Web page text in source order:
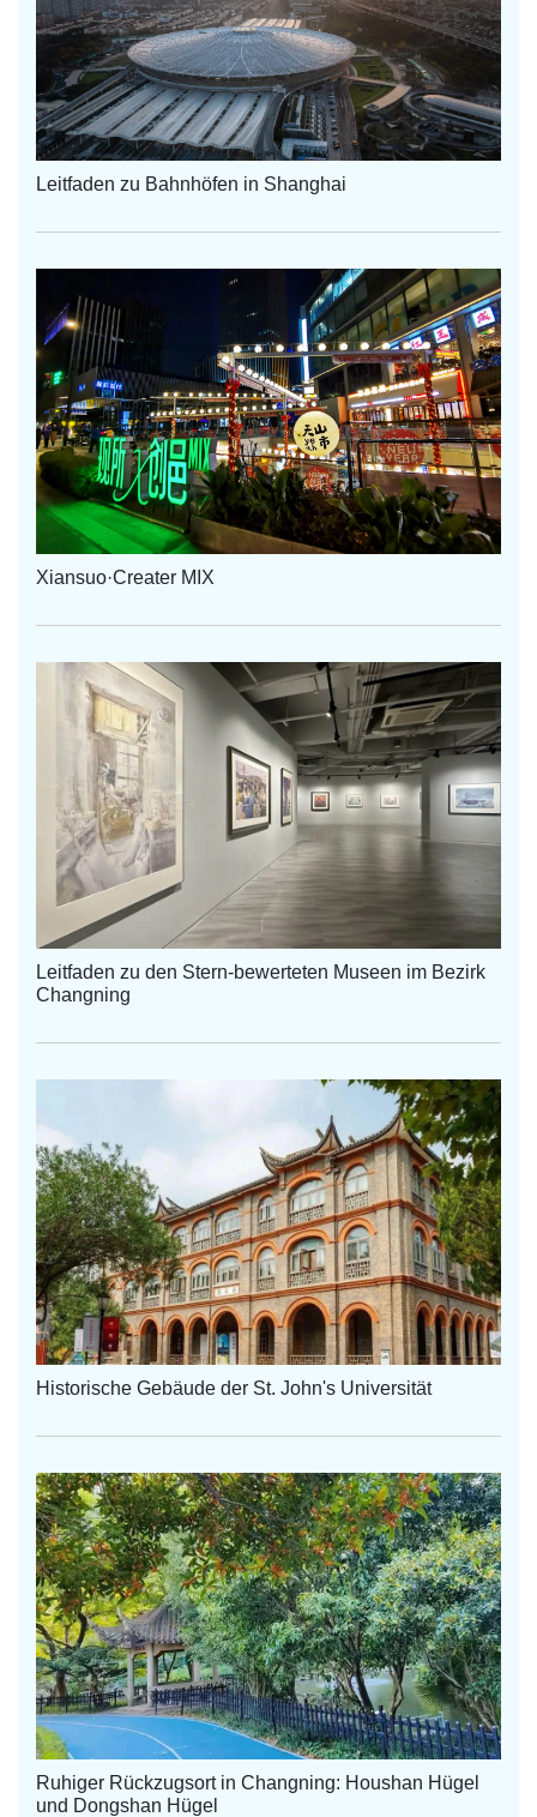
Leitfaden zu Bahnhöfen in Shanghai
Xiansuo·Creater MIX
Leitfaden zu den Stern-bewerteten Museen im Bezirk
Changning
Historische Gebäude der St. John's Universität
Ruhiger Rückzugsort in Changning: Houshan Hügel
und Dongshan Hügel